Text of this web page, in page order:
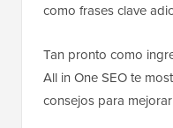
como frases clave
Tan pronto como
All in One SEO te
consejos para